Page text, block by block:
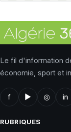
Le fil d'information
économie, sport et
f ▶ ◎ in
RUBRIQUES